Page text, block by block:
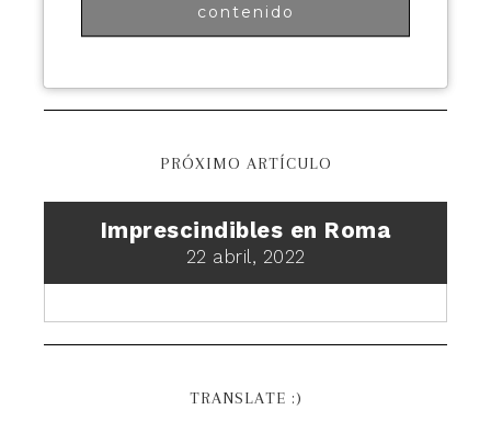
contenido
PRÓXIMO ARTÍCULO
Imprescindibles en Roma
22 abril, 2022
TRANSLATE :)